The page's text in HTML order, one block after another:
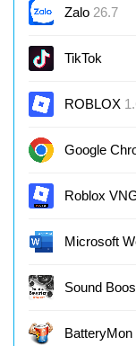
Zalo 26.7
TikTok
ROBLOX
Google
Roblox
Microsoft
2024/2021/
Sound
BatteryMon